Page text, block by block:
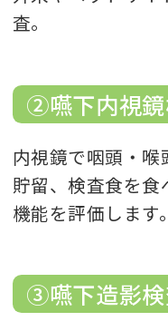
査。
②嚥下内視
内視鏡で咽頭・
貯留、検査食を
機能を評価します。
③嚥下造影